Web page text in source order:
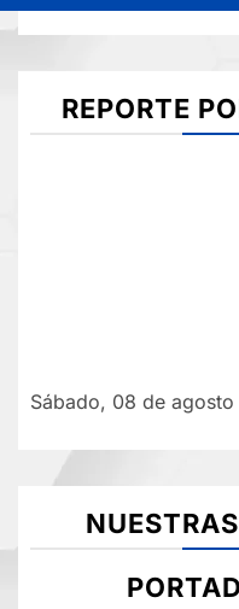
REPORTE
Sábado, 08 de